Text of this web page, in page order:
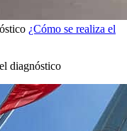
¿Cómo se realiza el
diagnóstico